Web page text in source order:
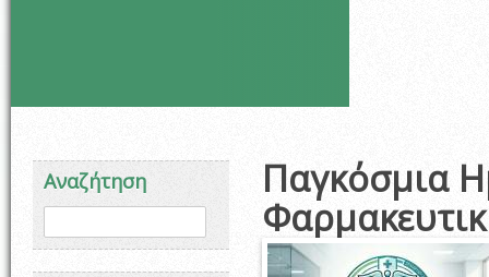
Αναζήτηση
Φόρμα αναζήτησης
Παγκόσμια